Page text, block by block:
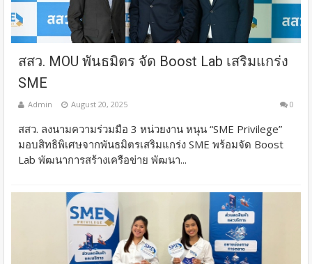
สสว. MOU พันธมิตร จัด Boost Lab เสริมแกร่ง
SME
Admin August 20, 2025 0
สสว. ลงนามความร่วมมือ 3 หน่วยงาน หนุน “SME Privilege”
มอบสิทธิพิเศษจากพันธมิตรเสริมแกร่ง SME พร้อมจัด Boost
Lab พัฒนาการสร้างเครือข่าย พัฒนา...